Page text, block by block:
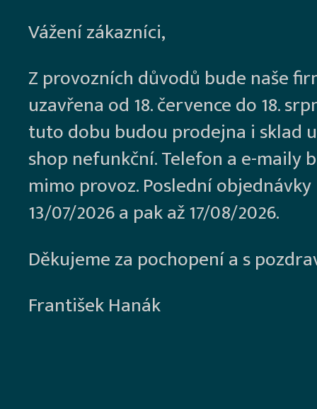
Vážení zákazníci,
Z provozních důvodů bude naše
uzavřena od 18. července do 18.
tuto dobu budou prodejna i sklad
shop nefunkční. Telefon a e-maily
mimo provoz. Poslední
13/07/2026 a pak až 17/08/2026.
Děkujeme za pochopení a s
František Hanák